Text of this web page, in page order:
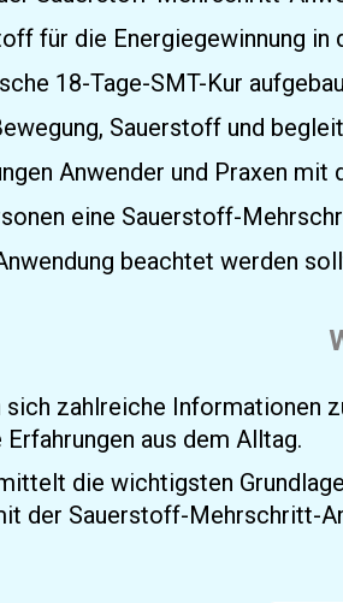
für die Energiegewinnung
18-Tage-SMT-Kur
Sauerstoff und
Anwender und Praxen
eine Sauerstoff-
beachtet werden
zahlreiche Informationen
aus dem Alltag.
die wichtigsten
der Sauerstoff-Mehrschritt-